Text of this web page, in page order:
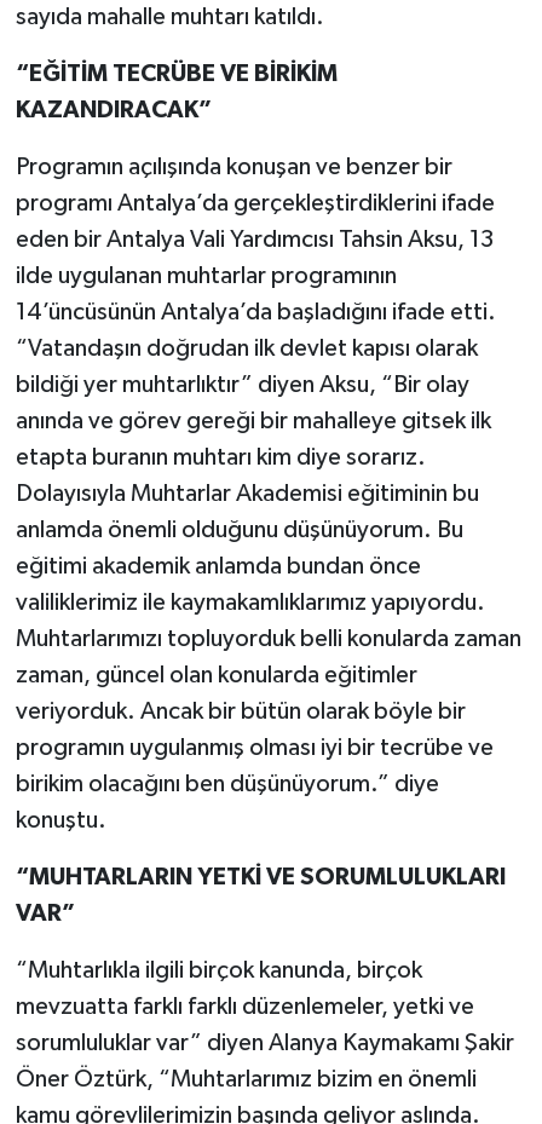
sayıda mahalle muhtarı katıldı.
“EĞİTİM TECRÜBE VE BİRİKİM
KAZANDIRACAK”
Programın açılışında konuşan ve benzer bir
programı Antalya’da gerçekleştirdiklerini ifade
eden bir Antalya Vali Yardımcısı Tahsin Aksu, 13
ilde uygulanan muhtarlar programının
14’üncüsünün Antalya’da başladığını ifade etti.
“Vatandaşın doğrudan ilk devlet kapısı olarak
bildiği yer muhtarlıktır” diyen Aksu, “Bir olay
anında ve görev gereği bir mahalleye gitsek ilk
etapta buranın muhtarı kim diye sorarız.
Dolayısıyla Muhtarlar Akademisi eğitiminin bu
anlamda önemli olduğunu düşünüyorum. Bu
eğitimi akademik anlamda bundan önce
valiliklerimiz ile kaymakamlıklarımız yapıyordu.
Muhtarlarımızı topluyorduk belli konularda zaman
zaman, güncel olan konularda eğitimler
veriyorduk. Ancak bir bütün olarak böyle bir
programın uygulanmış olması iyi bir tecrübe ve
birikim olacağını ben düşünüyorum.” diye
konuştu.
“MUHTARLARIN YETKİ VE SORUMLULUKLARI
VAR”
“Muhtarlıkla ilgili birçok kanunda, birçok
mevzuatta farklı farklı düzenlemeler, yetki ve
sorumluluklar var” diyen Alanya Kaymakamı Şakir
Öner Öztürk, “Muhtarlarımız bizim en önemli
kamu görevlilerimizin başında geliyor aslında.